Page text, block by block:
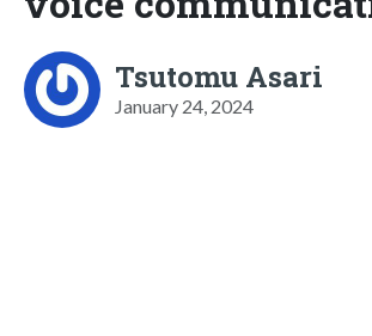
Tsutomu Asari
January 24, 2024